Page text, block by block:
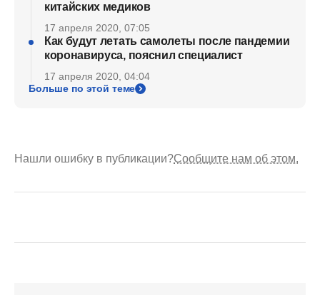
китайских медиков
17 апреля 2020, 07:05
Как будут летать самолеты после пандемии
коронавируса, пояснил специалист
17 апреля 2020, 04:04
Больше по этой теме
Нашли ошибку в публикации?Сообщите нам об этом.